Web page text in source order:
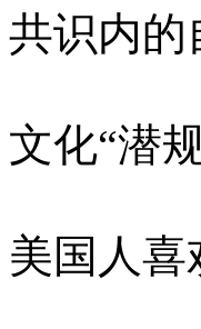
共识内的
文化“潜
美国人喜